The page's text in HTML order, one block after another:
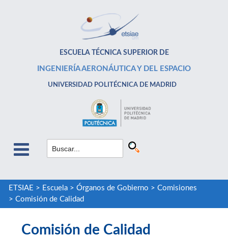
ESCUELA TÉCNICA SUPERIOR DE
INGENIERÍA AERONÁUTICA Y DEL ESPACIO
UNIVERSIDAD POLITÉCNICA DE MADRID
ETSIAE > Escuela> Órganos de Gobierno > Comisiones
> Comisión de Calidad
Comisión de Calidad